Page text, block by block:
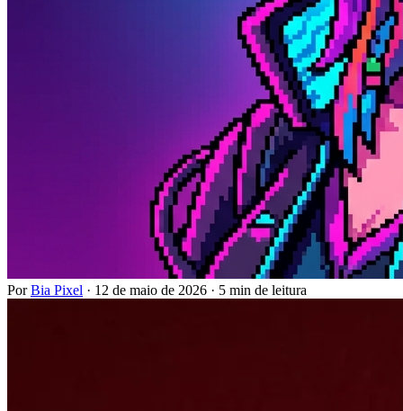
PorBia Pixel · 12 de maio de 2026 · 5 min de leitura